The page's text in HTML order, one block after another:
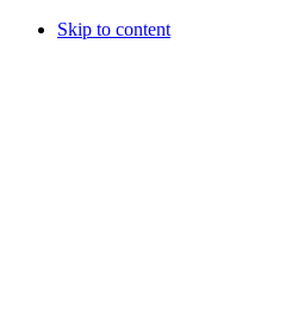
Skip to content